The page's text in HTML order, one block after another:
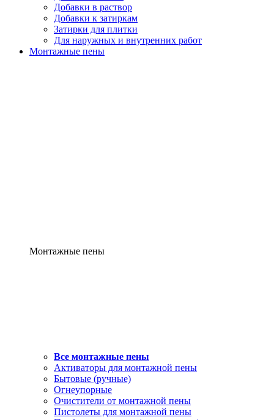
Добавки в раствор
Добавки к затиркам
Затирки для плитки
Для наружных и внутренних работ
Монтажные пены
Монтажные пены
Все монтажные пены
Активаторы для монтажной пены
Бытовые (ручные)
Огнеупорные
Очистители от монтажной пены
Пистолеты для монтажной пены